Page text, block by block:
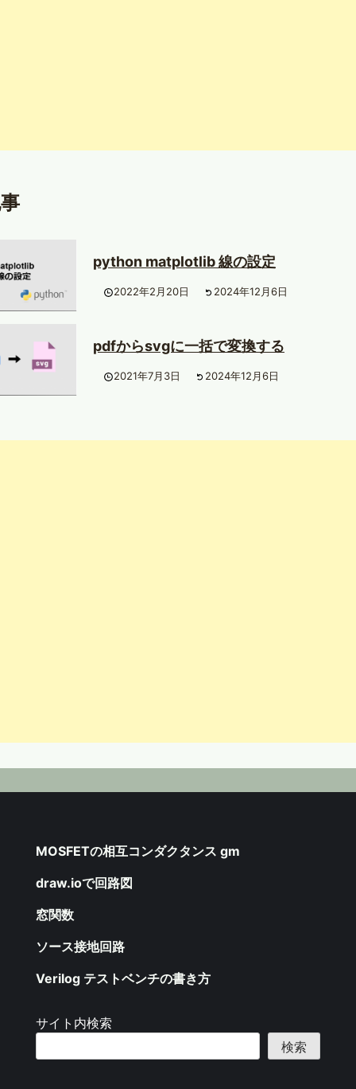
python matplotlib 線の設定
2022年2月20日 2024年12月6日
pdfからsvgに一括で変換する
2021年7月3日 2024年12月6日
MOSFETの相互コンダクタンス gm
draw.ioで回路図
窓関数
ソース接地回路
Verilog テストベンチの書き方
サイト内検索
検索